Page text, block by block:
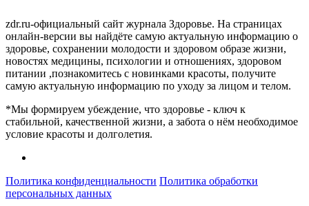
zdr.ru-официальный сайт журнала Здоровье. На страницах
онлайн-версии вы найдёте самую актуальную информацию о
здоровье, сохранении молодости и здоровом образе жизни,
новостях медицины, психологии и отношениях, здоровом
питании ,познакомитесь с новинками красоты, получите
самую актуальную информацию по уходу за лицом и телом.
*Мы формируем убеждение, что здоровье - ключ к
стабильной, качественной жизни, а забота о нём необходимое
условие красоты и долголетия.
Политика конфиденциальности Политика обработки
персональных данных